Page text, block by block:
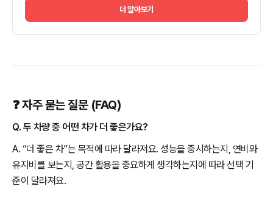
더 알아보기
❓ 자주 묻는 질문 (FAQ)
Q. 두 차량 중 어떤 차가 더 좋은가요?
A. “더 좋은 차”는 목적에 따라 달라져요. 성능을 중시하는지, 연비와
유지비를 보는지, 공간 활용을 중요하게 생각하는지에 따라 선택 기
준이 달라져요.